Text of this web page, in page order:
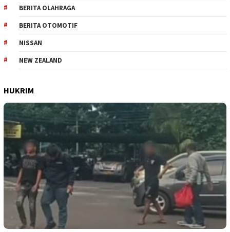
BERITA OLAHRAGA
BERITA OTOMOTIF
NISSAN
NEW ZEALAND
HUKRIM